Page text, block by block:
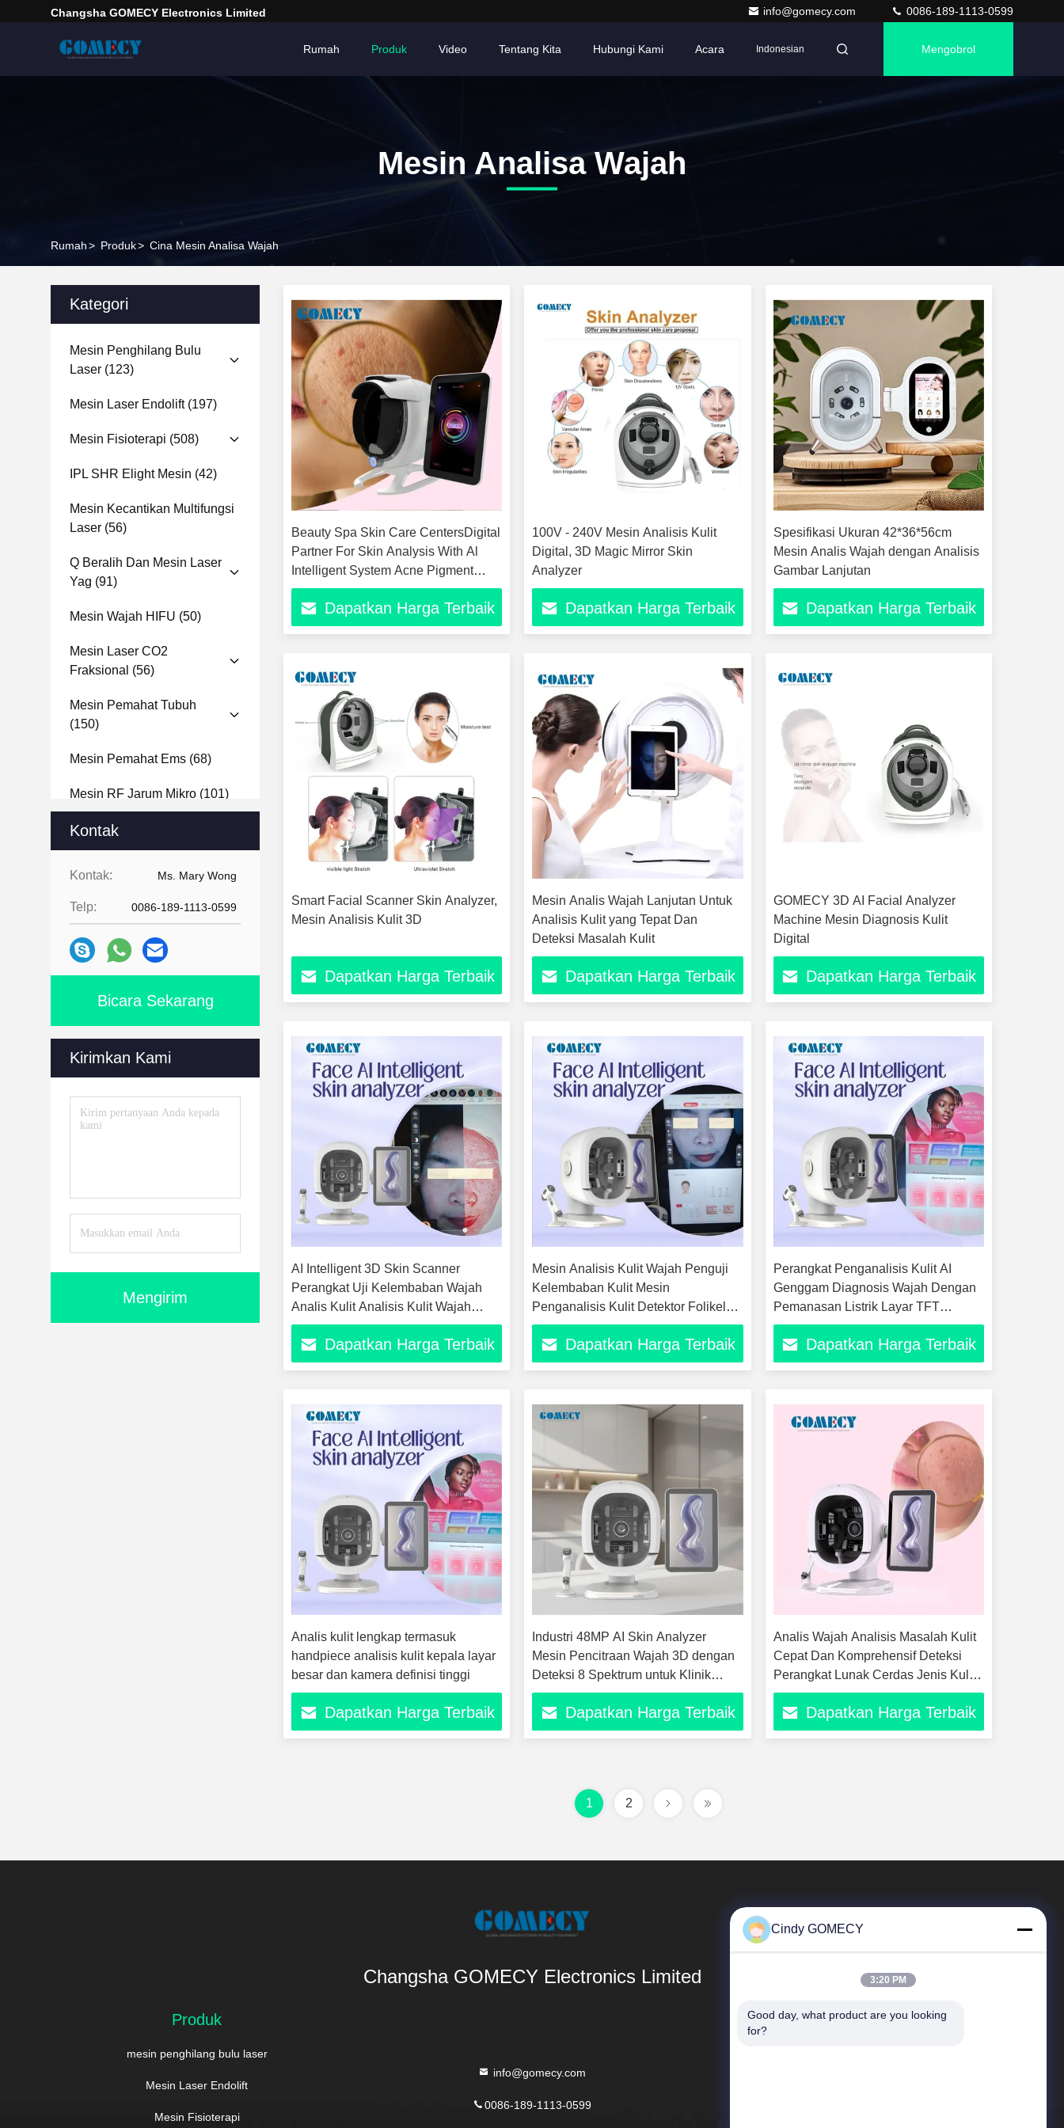
Changsha GOMECY Electronics Limited info@gomecy.com 0086-189-1113-0599
Rumah Produk Video Tentang Kita Hubungi Kami Acara Indonesian Mengobrol
Mesin Analisa Wajah
Rumah> Produk> Cina Mesin Analisa Wajah
Kategori
Mesin Penghilang Bulu
Laser (123)
Mesin Laser Endolift(197)
Mesin Fisioterapi (508)
IPL SHR Elight Mesin (42)
Mesin Kecantikan Multifungsi
Laser (56)
Q Beralih Dan Mesin Laser
Yag (91)
Mesin Wajah HIFU (50)
Mesin Laser CO2
Fraksional (56)
Mesin Pemahat Tubuh
(150)
Mesin Pemahat Ems (68)
Mesin RF Jarum Mikro (101)
Mesin Analisa Tubuh
Kontak
Kontak: Ms. Mary Wong
Telp: 0086-189-1113-0599
Bicara Sekarang
Kirimkan Kami
Mengirim
Beauty Spa Skin Care CentersDigital
Partner For Skin Analysis With Al
Intelligent System Acne Pigment
Pores Test and Analysis
Dapatkan Harga Terbaik
100V - 240V Mesin Analisis Kulit
Digital, 3D Magic Mirror Skin
Analyzer
Dapatkan Harga Terbaik
Spesifikasi Ukuran 42*36*56cm
Mesin Analis Wajah dengan Analisis
Gambar Lanjutan
Dapatkan Harga Terbaik
Smart Facial Scanner Skin Analyzer,
Mesin Analisis Kulit 3D
Dapatkan Harga Terbaik
Mesin Analis Wajah Lanjutan Untuk
Analisis Kulit yang Tepat Dan
Deteksi Masalah Kulit
Dapatkan Harga Terbaik
GOMECY 3D AI Facial Analyzer
Machine Mesin Diagnosis Kulit
Digital
Dapatkan Harga Terbaik
AI Intelligent 3D Skin Scanner
Perangkat Uji Kelembaban Wajah
Analis Kulit Analisis Kulit Wajah
Peralatan Kecantikan
Dapatkan Harga Terbaik
Mesin Analisis Kulit Wajah Penguji
Kelembaban Kulit Mesin
Penganalisis Kulit Detektor Folikel
Rambut Instrumen Salon Kecantikan
Dapatkan Harga Terbaik
Perangkat Penganalisis Kulit AI
Genggam Diagnosis Wajah Dengan
Pemanasan Listrik Layar TFT
Inframerah Indikator LED
Dapatkan Harga Terbaik
Analis kulit lengkap termasuk
handpiece analisis kulit kepala layar
besar dan kamera definisi tinggi
Dapatkan Harga Terbaik
Industri 48MP AI Skin Analyzer
Mesin Pencitraan Wajah 3D dengan
Deteksi 8 Spektrum untuk Klinik
Kecantikan dan Pusat Kulit
Dapatkan Harga Terbaik
Analis Wajah Analisis Masalah Kulit
Cepat Dan Komprehensif Deteksi
Perangkat Lunak Cerdas Jenis Kulit
yang Berbeda
Dapatkan Harga Terbaik
1 2
Changsha GOMECY Electronics Limited
Produk
mesin penghilang bulu laser
Mesin Laser Endolift
Mesin Fisioterapi
info@gomecy.com
0086-189-1113-0599
Tautan Langsung
Cindy GOMECY
3:20 PM
Good day, what product are you looking
for?